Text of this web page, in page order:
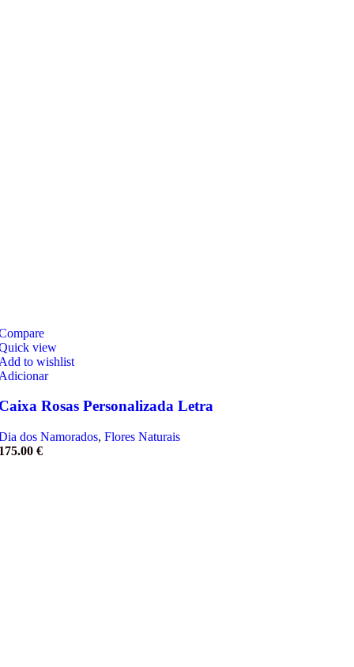
view
to wishlist
Rosas Personalizada Letra
dos Namorados, Flores Naturais
€